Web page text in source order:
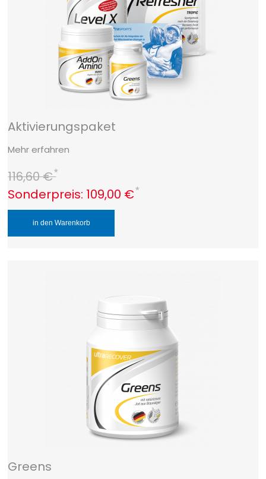
Aktivierungspaket
Mehr erfahren
116,60 €*
Sonderpreis: 109,00 €*
in den Warenkorb
Greens